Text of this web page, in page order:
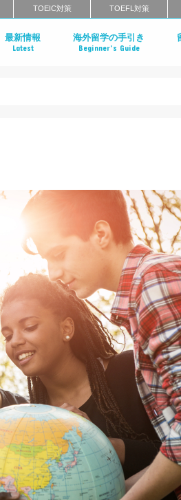
TOEIC対策 TOEFL対策
最新情報
Latest
海外留学の手引き
Beginner’s Guide